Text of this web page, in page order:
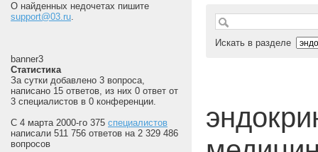
О найденных недочетах пишите
support@03.ru.
banner3
Статистика
За сутки добавлено 3 вопроса,
написано 15 ответов, из них 0 ответ от
3 специалистов в 0 конференции.
С 4 марта 2000-го 375 специалистов
написали 511 756 ответов на 2 329 486
вопросов
Искать в разделе